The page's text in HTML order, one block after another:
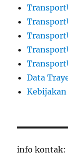
Data
Kebijakan
info